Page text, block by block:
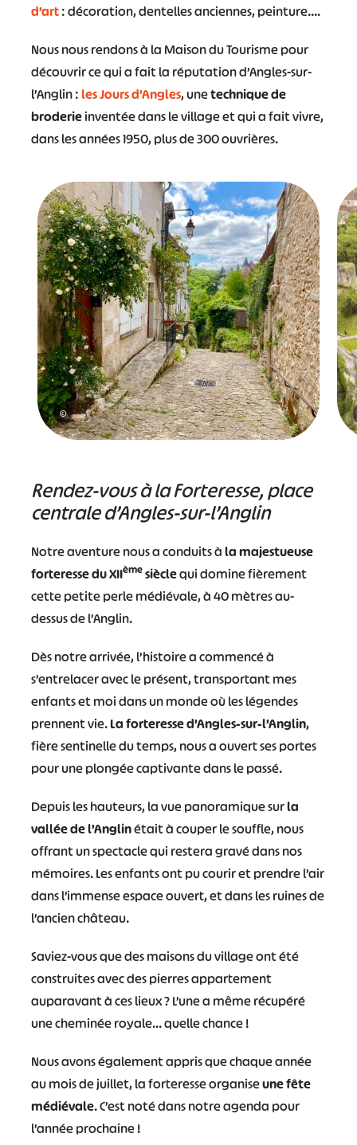
d’art: décoration, dentelles anciennes, peinture….
Nous nous rendons à la Maison du Tourisme pour
découvrir ce qui a fait la réputation d’Angles-sur-
l’Anglin :les Jours d’Angles, unetechnique de
broderieinventée dans le village et qui a fait vivre,
dans les années 1950, plus de 300 ouvrières.
©
Rendez-vous à la Forteresse, place
centrale d’Angles-sur-l’Anglin
Notre aventure nous a conduits àla majestueuse
forteresse du XIIèmesièclequi domine fièrement
cette petite perle médiévale, à 40 mètres au-
dessus de l’Anglin.
Dès notre arrivée, l’histoire a commencé à
s’entrelacer avec le présent, transportant mes
enfants et moi dans un monde où les légendes
prennent vie.La forteresse d’Angles-sur-l’Anglin,
fière sentinelle du temps, nous a ouvert ses portes
pour une plongée captivante dans le passé.
Depuis les hauteurs, la vue panoramique surla
vallée de l’Anglinétait à couper le souffle, nous
offrant un spectacle qui restera gravé dans nos
mémoires. Les enfants ont pu courir et prendre l’air
dans l’immense espace ouvert, et dans les ruines de
l’ancien château.
Saviez-vous que des maisons du village ont été
construites avec des pierres appartement
auparavant à ces lieux ? L’une a même récupéré
une cheminée royale… quelle chance !
Nous avons également appris que chaque année
au mois de juillet, la forteresse organiseune fête
médiévale. C’est noté dans notre agenda pour
l’année prochaine !